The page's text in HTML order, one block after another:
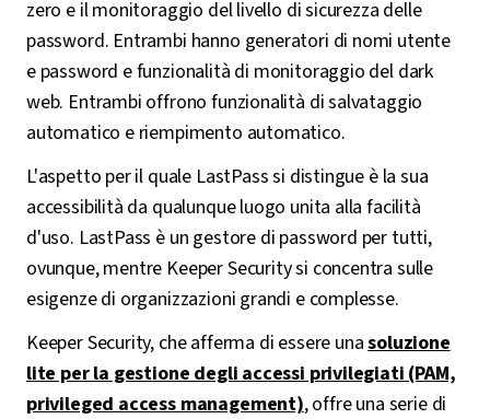
zero e il monitoraggio del livello di sicurezza delle
password. Entrambi hanno generatori di nomi utente
e password e funzionalità di monitoraggio del dark
web. Entrambi offrono funzionalità di salvataggio
automatico e riempimento automatico.
L'aspetto per il quale LastPass si distingue è la sua
accessibilità da qualunque luogo unita alla facilità
d'uso. LastPass è un gestore di password per tutti,
ovunque, mentre Keeper Security si concentra sulle
esigenze di organizzazioni grandi e complesse.
Keeper Security, che afferma di essere unasoluzione
lite per la gestione degli accessi privilegiati (PAM,
privileged access management), offre una serie di